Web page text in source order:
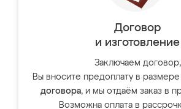
Договор
и изготовление
Заключаем договор,
Вы вносите предоплату в размере
договора, и мы отдаём заказ в
Возможна оплата в